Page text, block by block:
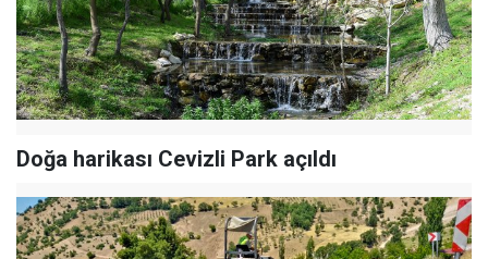
Doğa harikası Cevizli Park açıldı